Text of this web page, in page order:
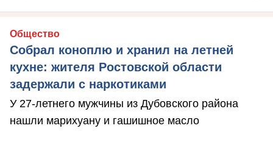
Общество
Собрал коноплю и хранил на летней
кухне: жителя Ростовской области
задержали с наркотиками
У 27-летнего мужчины из Дубовского района
нашли марихуану и гашишное масло